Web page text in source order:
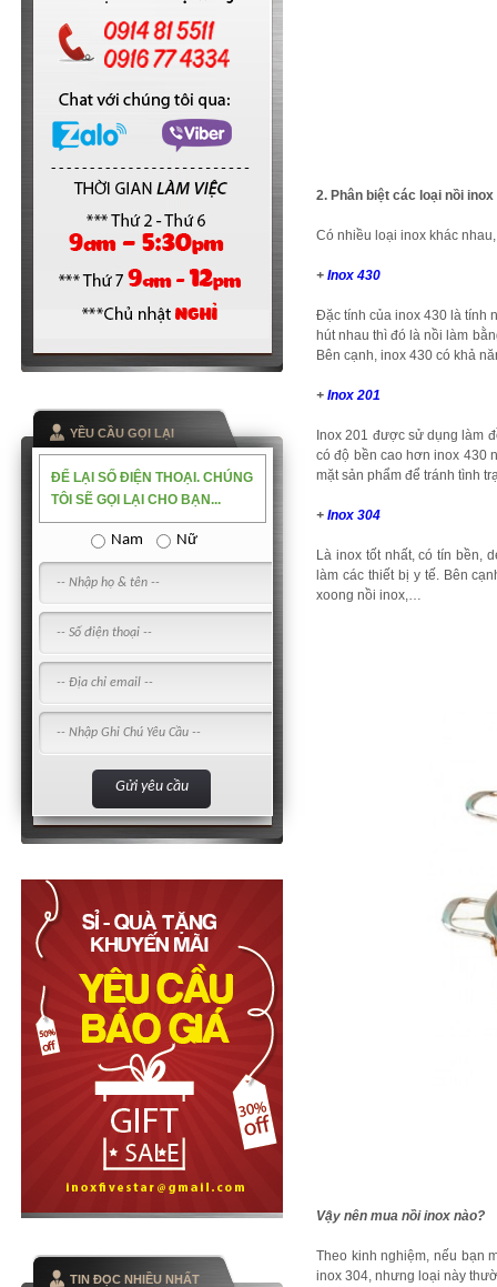
YỀU CẦU GỌI LẠI
ĐỂ LẠI SỐ ĐIỆN THOẠI. CHÚNG
TÔI SẼ GỌI LẠI CHO BẠN...
Nam Nữ
TIN ĐỌC NHIỀU NHẤT
2. Phân biệt các loại nồi inox
Có nhiều loại inox khác
+ Inox 430
Đặc tính của inox 430 là tính
hút nhau thì đó là nồi làm
Bên cạnh, inox 430 có khả
+ Inox 201
Inox 201 được sử dụng làm
có độ bền cao hơn inox 430
mặt sản phẩm để tránh tình
+ Inox 304
Là inox tốt nhất, có tín bền,
làm các thiết bị y tế. Bên
xoong nồi inox,…
Vậy nên mua nồi inox nào?
Theo kinh nghiệm, nếu bạn
inox 304, nhưng loại này